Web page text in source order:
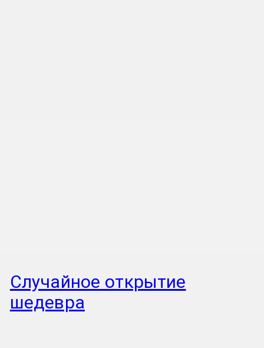
Случайное открытие
шедевра